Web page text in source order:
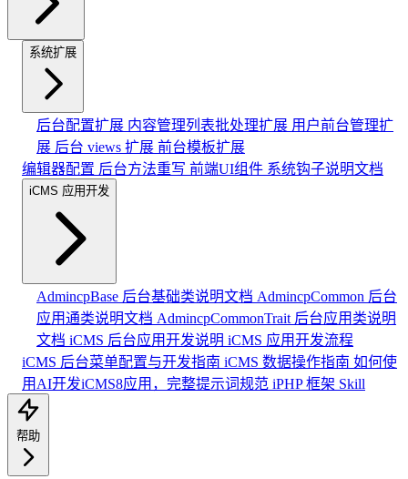
系统扩展
后台配置扩展 内容管理列表批处理扩展 用户前台管理扩
展 后台 views 扩展 前台模板扩展
编辑器配置 后台方法重写 前端UI组件 系统钩子说明文档
iCMS 应用开发
AdmincpBase 后台基础类说明文档 AdmincpCommon 后台
应用通类说明文档 AdmincpCommonTrait 后台应用类说明
文档 iCMS 后台应用开发说明 iCMS 应用开发流程
iCMS 后台菜单配置与开发指南 iCMS 数据操作指南 如何使
用AI开发iCMS8应用，完整提示词规范 iPHP 框架 Skill
帮助